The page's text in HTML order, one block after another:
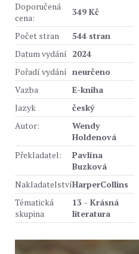
Doporučená
cena:
349 Kč
Počet stran
544 stran
Datum vydání 2024
Pořadí vydání neurčeno
Vazba
E-kniha
Jazyk
český
Autor:
Wendy
Holdenová
Překladatel:
Pavlína
Buzková
NakladatelstvíHarperCollins
Tématická
skupina
13 - Krásná
literatura